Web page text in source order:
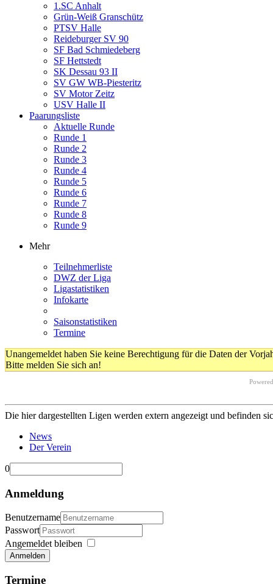
1.SC Anhalt
Grün-Weiß Granschütz
PTSV Halle
Reideburger SV 90
SF Bad Schmiedeberg
SF Hettstedt
SK Dessau 93 II
SV GW WB-Piesteritz
SV Motor Zeitz
USV Halle II
Paarungsliste
Aktuelle Runde
Runde 1
Runde 2
Runde 3
Runde 4
Runde 5
Runde 6
Runde 7
Runde 8
Runde 9
Mehr
Teilnehmerliste
DWZ der Liga
Ligastatistiken
Infokarte
Saisonstatistiken
Termine
Unangemeldet haben Sie keine Berechtigung für die Daten der
Bitte melden Sie sich an!
Die hier dargestellten Ligen werden extern angezeigt und befinden
News
Der Verein
0
Anmeldung
Benutzername
Passwort
Angemeldet bleiben
Anmelden
Termine